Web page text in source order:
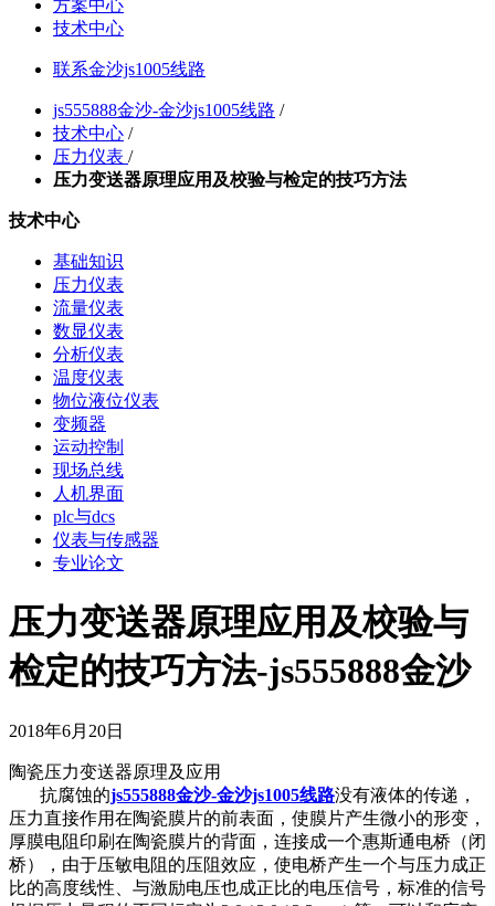
方案中心
技术中心
联系金沙js1005线路
js555888金沙-金沙js1005线路 /
技术中心 /
压力仪表 /
压力变送器原理应用及校验与检定的技巧方法
技术中心
基础知识
压力仪表
流量仪表
数显仪表
分析仪表
温度仪表
物位液位仪表
变频器
运动控制
现场总线
人机界面
plc与dcs
仪表与传感器
专业论文
压力变送器原理应用及校验与
检定的技巧方法-js555888金沙
2018年6月20日
陶瓷压力变送器原理及应用
抗腐蚀的js555888金沙-金沙js1005线路没有液体的传递，
压力直接作用在陶瓷膜片的前表面，使膜片产生微小的形变，
厚膜电阻印刷在陶瓷膜片的背面，连接成一个惠斯通电桥（闭
桥），由于压敏电阻的压阻效应，使电桥产生一个与压力成正
比的高度线性、与激励电压也成正比的电压信号，标准的信号